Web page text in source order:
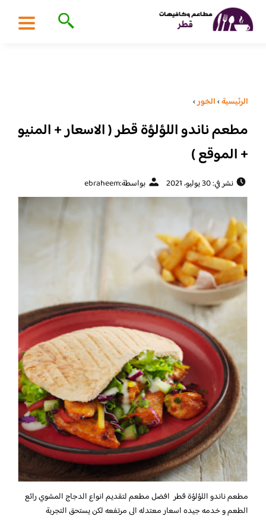
الرئيسية›الخور›
مطعم ناندو اللؤلؤة قطر ( الاسعار + المنيو
+ الموقع )
نشر في: 30 يوليو، 2021 بواسطة:ebraheem
مطعم ناندو اللؤلؤة قطر افضل مطعم لتقديم انواع الدجاج المشوي رائع
الطعم و خدمه جيده اسعار معتدله الى مرتفعه لكن يستحق التجربة